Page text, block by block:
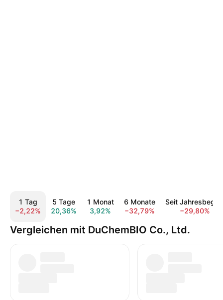
1 Tag
−2,22%
5 Tage
20,36%
1 Monat
3,92%
6 Monate
−32,79%
Seit
−29,80%
Vergleichen mit DuChemBIO Co., Ltd.